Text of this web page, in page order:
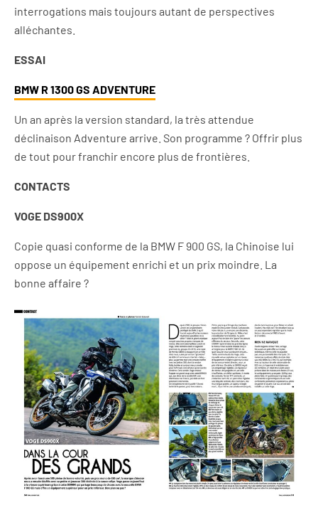
interrogations mais toujours autant de perspectives
alléchantes.
ESSAI
BMW R 1300 GS ADVENTURE
Un an après la version standard, la très attendue
déclinaison Adventure arrive. Son programme ? Offrir plus
de tout pour franchir encore plus de frontières.
CONTACTS
VOGE DS900X
Copie quasi conforme de la BMW F 900 GS, la Chinoise lui
oppose un équipement enrichi et un prix moindre. La
bonne affaire ?